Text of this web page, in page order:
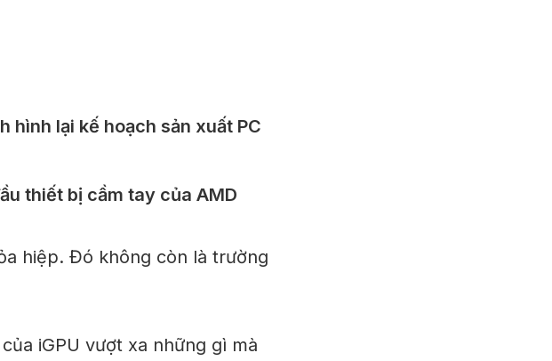
hình lại kế hoạch sản xuất PC
thiết bị cầm tay của AMD
hiệp. Đó không còn là trường
iGPU vượt xa những gì mà